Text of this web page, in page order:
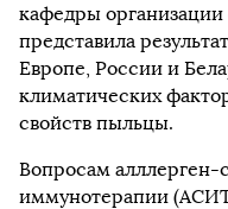
кафедры
представила
Европе, России и
климатических
свойств пыльцы.
Вопросам
иммунотерапии